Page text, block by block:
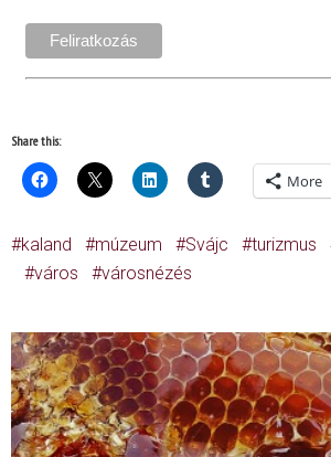
Share this:
More
kaland múzeum Svájc turizmus
város
városnézés